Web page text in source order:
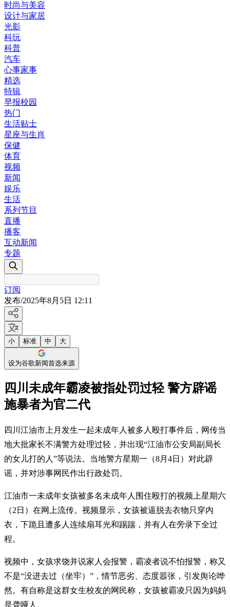
时尚与美容
设计与家居
光影
科玩
科普
汽车
心事家事
精选
特辑
早报校园
热门
生活贴士
星座与生肖
保健
体育
视频
新闻
娱乐
生活
系列节目
直播
播客
互动新闻
专题
订阅
发布/2025年8月5日 12:11
小 标准 中 大
设为谷歌新闻首选来源
四川未成年霸凌被指处罚过轻 警方辟谣
施暴者为官二代
四川江油市上月发生一起未成年人被多人殴打事件后，网传当
地大批家长不满警方处理过轻，并出现“江油市公安局副局长
的女儿打的人”等说法。当地警方星期一（8月4日）对此辟
谣，并对涉事网民作出行政处罚。
江油市一未成年女孩被多名未成年人围住殴打的视频上星期六
（2日）在网上流传。视频显示，女孩被逼脱去衣物只穿内
衣，下跪且遭多人连续扇耳光和踢踹，并有人在旁录下全过
程。
视频中，女孩求饶并说家人会报警，霸凌者说不怕报警，称又
不是“没进去过（坐牢）”，情节恶劣、态度嚣张，引发舆论哗
然。有自称是这群女生校友的网民称，女孩被霸凌只因为妈妈
是聋哑人。